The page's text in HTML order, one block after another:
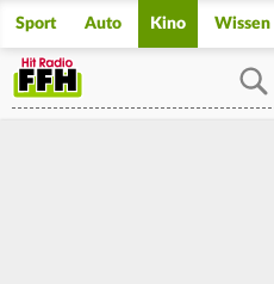
Sport Auto Kino Wissen